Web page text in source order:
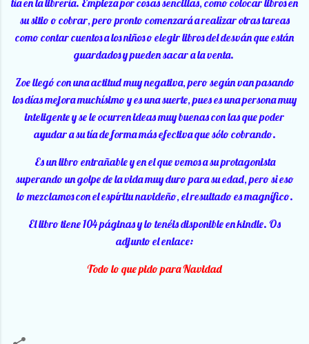
su sitio o cobrar, pero pronto comenzará a realizar otras tareas
como contar cuentos a los niños o elegir libros del desván que están
guardados y pueden sacar a la venta.
Zoe llegó con una actitud muy negativa, pero según van pasando
los días mejora muchísimo y es una suerte, pues es una persona muy
inteligente y se le ocurren ideas muy buenas con las que poder
ayudar a su tía de forma más efectiva que sólo cobrando.
Es un libro entrañable y en el que vemos a su protagonista
superando un golpe de la vida muy duro para su edad, pero si eso
lo mezclamos con el espíritu navideño, el resultado es magnífico.
El libro tiene 104 páginas y lo tenéis disponible en kindle. Os
adjunto el enlace:
Todo lo que pido para Navidad